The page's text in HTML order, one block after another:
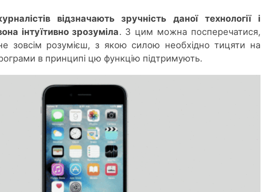
відзначають зручність даної технології і
інтуїтивно зрозуміла. З цим можна посперечатися,
зовсім розумієш, з якою силою необхідно тицяти на
в принципі цю функцію підтримують.